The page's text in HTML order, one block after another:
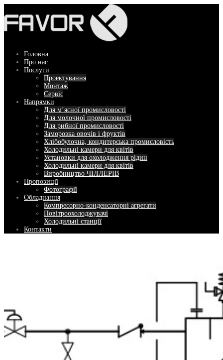
до
вмісту
Головна
Про нас
Послуги
Проектування
Монтаж
Сервіс
Напрямки
Для м’ясної промисловості
Для молочної промисловості
Для рибної промисловості
Заморозка овочів і фруктів
Хлібобулочна, кондитерська промисловість
Холодильні камери для квітів
Установки для охолодження рідин
Холодильні камери для квітів
Виробництво ЧІЛЛЕРІВ
Пропозиції
Фотографії
Обладнання
Компресорно-конденсаторні агрегати
Повітроохолоджувачі
Холодильні станції
Контакти